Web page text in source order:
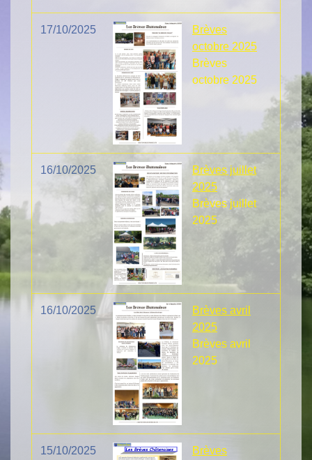
17/10/2025
Brèves
octobre 2025
Brèves
octobre 2025
16/10/2025
Brèves juillet
2025
Brèves juillet
2025
16/10/2025
Brèves avril
2025
Brèves avril
2025
15/10/2025
Brèves